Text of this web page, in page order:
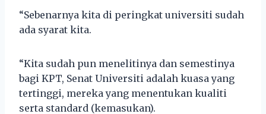
“Sebenarnya kita di peringkat universiti sudah
ada syarat kita.
“Kita sudah pun menelitinya dan semestinya
bagi KPT, Senat Universiti adalah kuasa yang
tertinggi, mereka yang menentukan kualiti
serta standard (kemasukan).